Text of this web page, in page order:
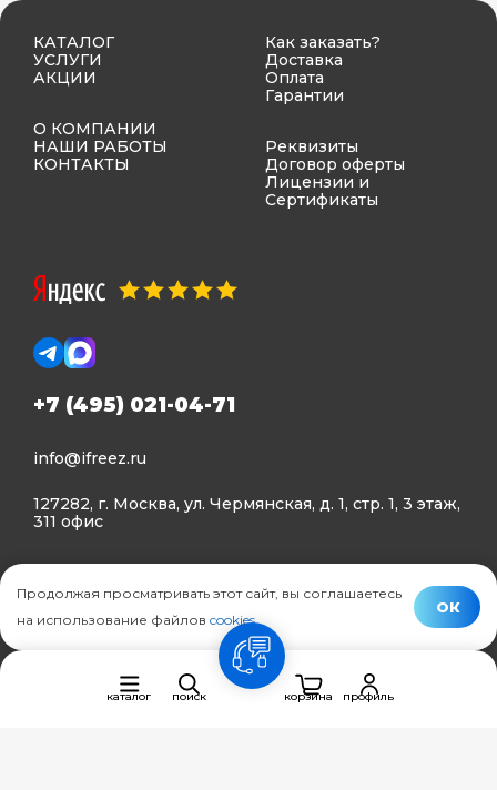
КАТАЛОГ
УСЛУГИ
АКЦИИ
О КОМПАНИИ
НАШИ РАБОТЫ
КОНТАКТЫ
Как заказать?
Доставка
Оплата
Гарантии
Реквизиты
Договор оферты
Лицензии и
Сертификаты
+7 (495) 021-04-71
info@ifreez.ru
127282, г. Москва, ул. Чермянская, д. 1, стр. 1, 3 этаж,
311 офис
Политика конфиденциальности
© Ifreez - продажа и установка климатической техники,
каталог поиск
связь
корзина
профиль
Продолжая просматривать этот сайт, вы соглашаетесь
на использование файлов cookies.
ОК